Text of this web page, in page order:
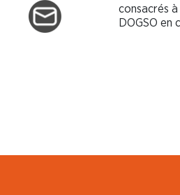
consacrés
DOGSO en